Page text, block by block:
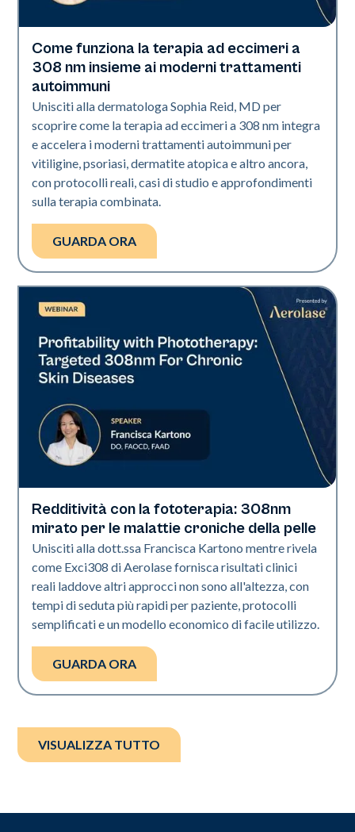
Exci308
Come funziona la terapia ad eccimeri a
308 nm insieme ai moderni trattamenti
autoimmuni
Unisciti alla dermatologa Sophia Reid, MD per
scoprire come la terapia ad eccimeri a 308 nm integra
e accelera i moderni trattamenti autoimmuni per
vitiligine, psoriasi, dermatite atopica e altro ancora,
con protocolli reali, casi di studio e approfondimenti
sulla terapia combinata.
GUARDA ORA
Exci308
Redditività con la fototerapia: 308nm
mirato per le malattie croniche della pelle
Unisciti alla dott.ssa Francisca Kartono mentre rivela
come Exci308 di Aerolase fornisca risultati clinici
reali laddove altri approcci non sono all'altezza, con
tempi di seduta più rapidi per paziente, protocolli
semplificati e un modello economico di facile utilizzo.
GUARDA ORA
VISUALIZZA TUTTO